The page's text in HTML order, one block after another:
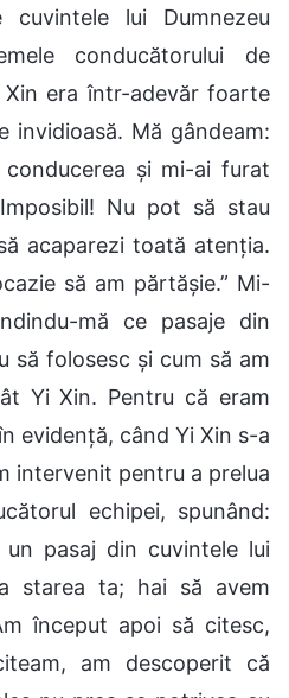
cuvintele lui Dumnezeu
conducătorului de
Xin era într-adevăr foarte
Mă gândeam:
și mi-ai furat
Nu pot să stau
acaparezi toată atenția.
să am părtășie.” Mi-
mă ce pasaje din
să folosesc și cum să am
Yi Xin. Pentru că eram
evidență, când Yi Xin s-a
intervenit pentru a prelua
echipei, spunând:
pasaj din cuvintele lui
starea ta; hai să avem
început apoi să citesc,
am descoperit că